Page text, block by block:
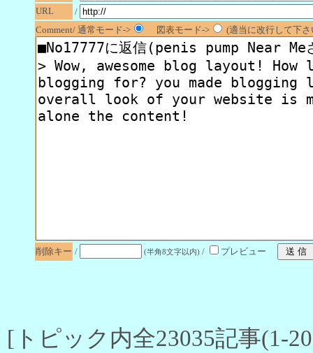
URL
/
Comment/ 通常モード->
図表モード-> (適当に改行して下
削除キー / (半角8文字以内) / プレビュー
[トピック内全23035記事(1-